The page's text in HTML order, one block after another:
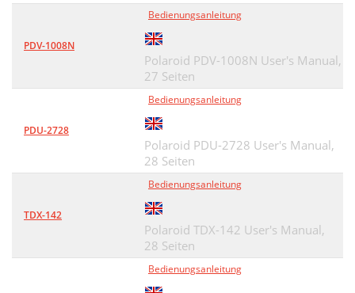
PDV-1008N
Bedienungsanleitung
Polaroid PDV-1008N User's Manual,
27 Seiten
PDU-2728
Bedienungsanleitung
Polaroid PDU-2728 User's Manual,
28 Seiten
TDX-142
Bedienungsanleitung
Polaroid TDX-142 User's Manual,
28 Seiten
Bedienungsanleitung